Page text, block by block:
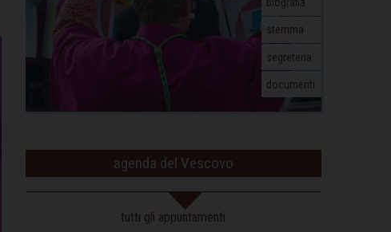
biografia
stemma
segreteria
documenti
agenda del Vescovo
tutti gli appuntamenti